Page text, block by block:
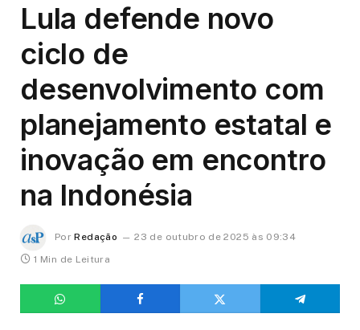
Lula defende novo
ciclo de
desenvolvimento com
planejamento estatal e
inovação em encontro
na Indonésia
Por Redação
23 de outubro de 2025 às 09:34
1 Min de Leitura